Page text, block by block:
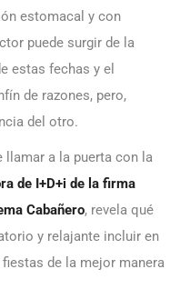
estomacal y con
puede surgir de la
estas fechas y el
de razones, pero,
del otro.
llamar a la puerta con la
de I+D+i de la firma
Cabañero, revela qué
y relajante incluir en
de la mejor manera